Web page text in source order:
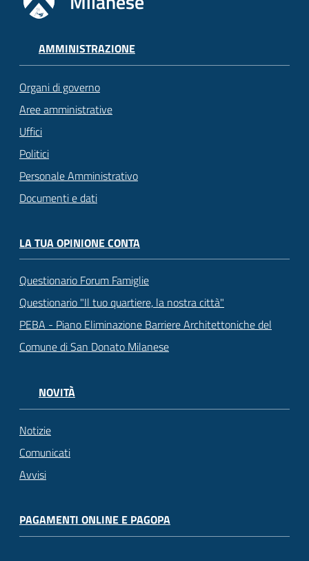
AMMINISTRAZIONE
Organi di governo
Aree amministrative
Uffici
Politici
Personale Amministrativo
Documenti e dati
LA TUA OPINIONE CONTA
Questionario Forum Famiglie
Questionario "Il tuo quartiere, la nostra città"
PEBA - Piano Eliminazione Barriere Architettoniche del
Comune di San Donato Milanese
NOVITÀ
Notizie
Comunicati
Avvisi
PAGAMENTI ONLINE E PAGOPA